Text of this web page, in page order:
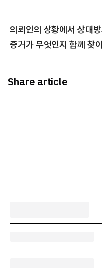
의뢰인의 상황에서 상대
증거가 무엇인지 함께 찾
Share article